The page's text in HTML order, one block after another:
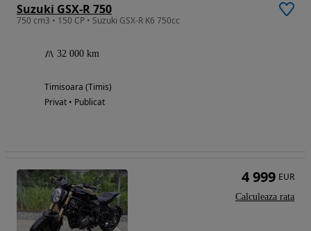
Suzuki GSX-R 750
750 cm3 • 150 CP • Suzuki GSX-R K6 750cc
32 000 km
Timisoara (Timis)
Privat • Publicat
4 999 EUR
Calculeaza rata